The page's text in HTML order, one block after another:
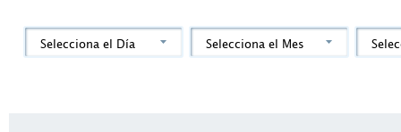
Selecciona el Día Selecciona el Mes